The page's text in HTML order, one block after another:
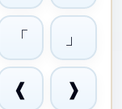
「 」
❰ ❱